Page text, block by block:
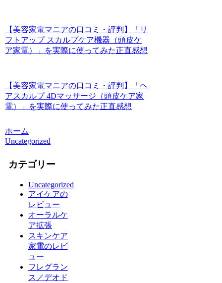
【美容家電マニアの口コミ・評判】「リ
フトアップ スカルプケア機器（頭皮ケ
ア家電）」を実際に使ってみた正直感想
【美容家電マニアの口コミ・評判】「ヘ
アスカルプ 4Dマッサージ（頭皮ケア家
電）」を実際に使ってみた正直感想
ホーム
Uncategorized
カテゴリー
Uncategorized
アイケアの
レビュー
オーラルケ
ア拡張
スキンケア
家電のレビ
ュー
フレグラン
ス／デオド